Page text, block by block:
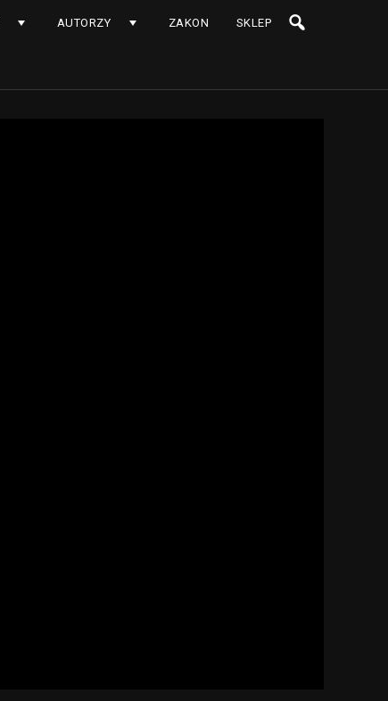
AUTORZY ZAKON SKLEP